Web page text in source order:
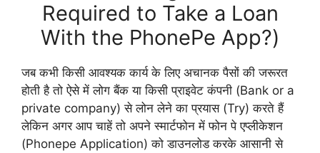
Required to Take a Loan
With the PhonePe App?)
जब कभी किसी आवश्यक कार्य के लिए अचानक पैसों की जरूरत
होती है तो ऐसे में लोग बैंक या किसी प्राइवेट कंपनी (Bank or a
private company) से लोन लेने का प्रयास (Try) करते हैं
लेकिन अगर आप चाहें तो अपने स्मार्टफोन में फोन पे एप्लीकेशन
(Phonepe Application) को डाउनलोड करके आसानी से